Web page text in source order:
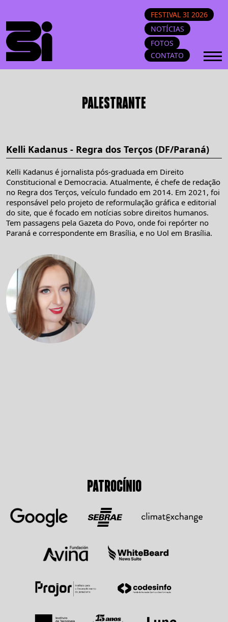
FESTIVAL 3I 2026
NOTÍCIAS
FOTOS
CONTATO
PALESTRANTE
Kelli Kadanus - Regra dos Terços (DF/Paraná)
Kelli Kadanus é jornalista pós-graduada em Direito
Constitucional e Democracia. Atualmente, é chefe de redação
no Regra dos Terços, veículo fundado em 2014. Em 2021, foi
responsável pelo projeto de reformulação gráfica e editorial
do site, que é focado em notícias sobre direitos humanos.
Tem passagens pela Gazeta do Povo, onde foi repórter no
Paraná e correspondente em Brasília, e no Uol em Brasília.
PATROCÍNIO